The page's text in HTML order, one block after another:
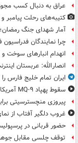
عراق به دنبال کسب
کتیبه‌های رحلت پیامبر
آمار شهدای جنگ رمضان؛ ۳۵۱۹ شهید، ۵۱۷ زن و ۲۷۰ دانش‌آموز
چرا نمایندگان
انهدام انبارهای سوخت
انصارالله: عربستان
ایران تمام خلیج فارس
سقوط پهپاد MQ-۹ آمریکا در جیبوتی
پیروزی منچسترسیتی
غروب دلگیر آفتاب از
حضور قربانی در
توقف چلسی مقابل